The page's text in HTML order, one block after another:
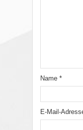
Name *
E-Mail-